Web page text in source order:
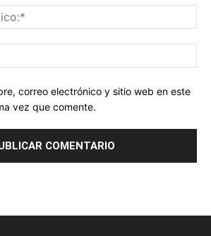
correo electrónico y sitio web en este
vez que comente.